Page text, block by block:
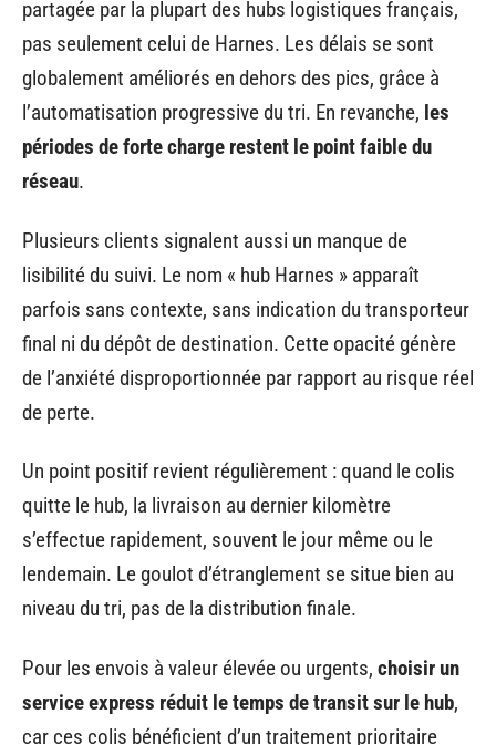
partagée par la plupart des hubs logistiques français,
pas seulement celui de Harnes. Les délais se sont
globalement améliorés en dehors des pics, grâce à
l’automatisation progressive du tri. En revanche, les
périodes de forte charge restent le point faible du
réseau.
Plusieurs clients signalent aussi un manque de
lisibilité du suivi. Le nom « hub Harnes » apparaît
parfois sans contexte, sans indication du transporteur
final ni du dépôt de destination. Cette opacité génère
de l’anxiété disproportionnée par rapport au risque réel
de perte.
Un point positif revient régulièrement : quand le colis
quitte le hub, la livraison au dernier kilomètre
s’effectue rapidement, souvent le jour même ou le
lendemain. Le goulot d’étranglement se situe bien au
niveau du tri, pas de la distribution finale.
Pour les envois à valeur élevée ou urgents, choisir un
service express réduit le temps de transit sur le hub,
car ces colis bénéficient d’un traitement prioritaire